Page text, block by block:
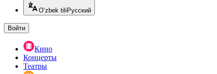
O’zbek tili Русский
Войти
Кино
Концерты
Театры